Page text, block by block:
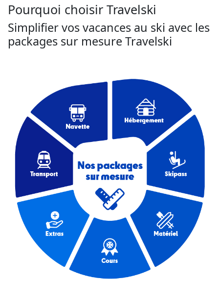
Pourquoi choisir Travelski
Simplifier vos vacances au ski avec les
packages sur mesure Travelski